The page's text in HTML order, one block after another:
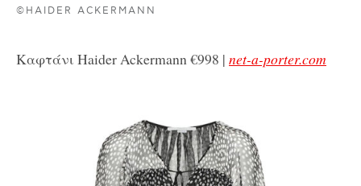
©HAIDER ACKERMANN
Καφτάνι Haider Ackermann €998 | net-a-porter.com